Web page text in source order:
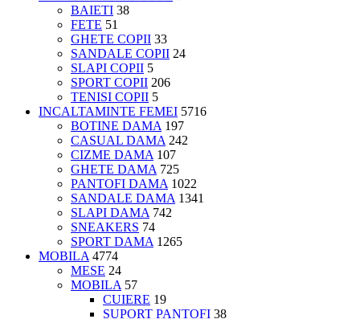
BAIETI 38
FETE 51
GHETE COPII 33
SANDALE COPII 24
SLAPI COPII 5
SPORT COPII 206
TENISI COPII 5
INCALTAMINTE FEMEI 5716
BOTINE DAMA 197
CASUAL DAMA 242
CIZME DAMA 107
GHETE DAMA 725
PANTOFI DAMA 1022
SANDALE DAMA 1341
SLAPI DAMA 742
SNEAKERS 74
SPORT DAMA 1265
MOBILA 4774
MESE 24
MOBILA 57
CUIERE 19
SUPORT PANTOFI 38